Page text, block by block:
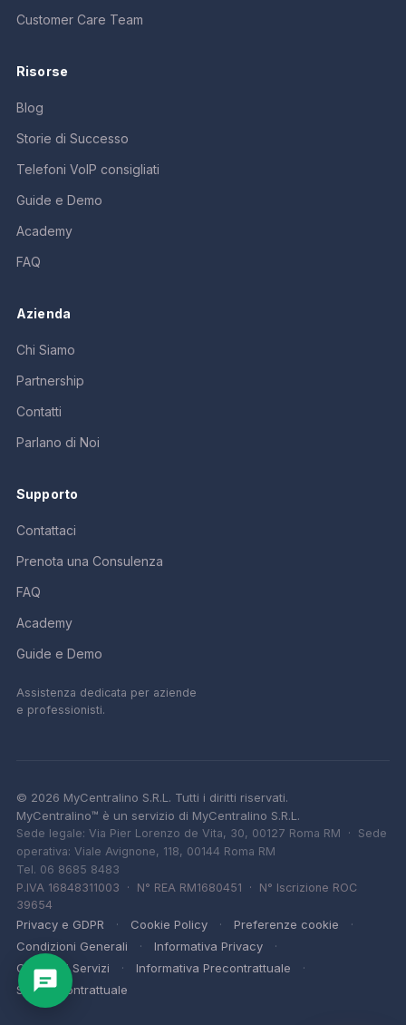
Customer Care Team
Risorse
Blog
Storie di Successo
Telefoni VoIP consigliati
Guide e Demo
Academy
FAQ
Azienda
Chi Siamo
Partnership
Contatti
Parlano di Noi
Supporto
Contattaci
Prenota una Consulenza
FAQ
Academy
Guide e Demo
Assistenza dedicata per aziende
e professionisti.
© 2026 MyCentralino S.R.L. Tutti i diritti riservati.
MyCentralino™ è un servizio di MyCentralino S.R.L.
Sede legale: Via Pier Lorenzo de Vita, 30, 00127 Roma RM · Sede
operativa: Viale Avignone, 118, 00144 Roma RM
Tel. 06 8685 8483
P.IVA 16848311003 · N° REA RM1680451 · N° Iscrizione ROC
39654
Privacy e GDPR Cookie Policy
Preferenze cookie
Condizioni Generali
Informativa Privacy
Carta dei Servizi
Informativa Precontrattuale
Sintesi Contrattuale